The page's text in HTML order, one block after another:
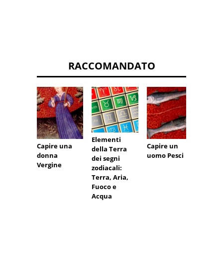
RACCOMANDATO
Capire una
donna
Vergine
Elementi
della Terra
dei segni
zodiacali:
Terra, Aria,
Fuoco e
Acqua
Capire un
uomo Pesci